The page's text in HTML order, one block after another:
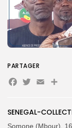
Search
SENEGAL-
Somone (Mbour),
PARTAGER
Facebook
Twitter
Email